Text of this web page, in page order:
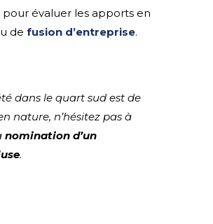
évaluer les apports en
de fusion d’entreprise.
dans le quart sud est de
nature, n’hésitez pas à
nomination d’un
.